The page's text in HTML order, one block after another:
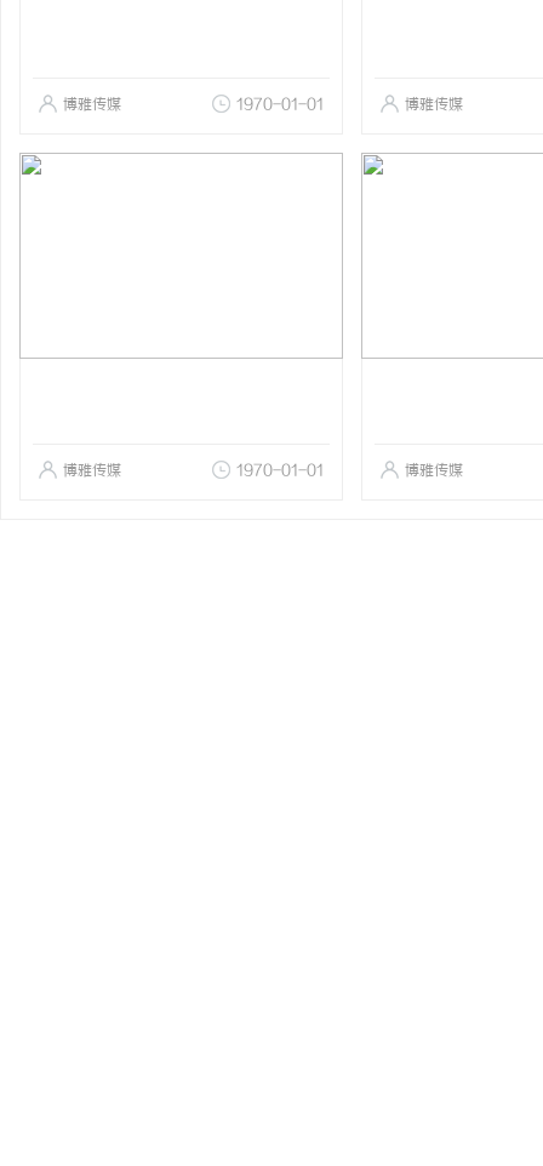
博雅传媒 1970-01-01 博雅传媒
博雅传媒 1970-01-01 博雅传媒